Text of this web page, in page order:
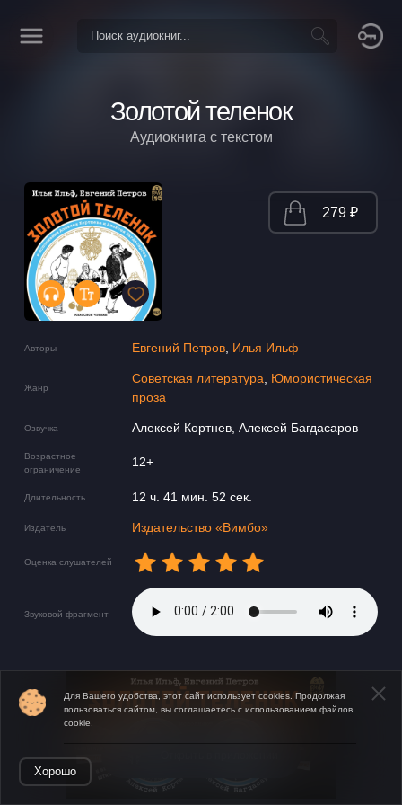
Золотой теленок
Аудиокнига с текстом
Авторы Евгений Петров, Илья Ильф
Жанр
Советская литература
Юмористическая
проза
Озвучка Алексей Кортнев, Алексей Багдасаров
Возрастное
ограничение
12+
Длительность 12 ч. 41 мин. 52 сек.
Издатель Издательство «Вимбо»
Оценка слушателей
Звуковой фрагмент
279 ₽
Для Вашего удобства, этот сайт использует cookies. Продолжая
пользоваться сайтом, вы соглашаетесь с использованием файлов
cookie.
Хорошо